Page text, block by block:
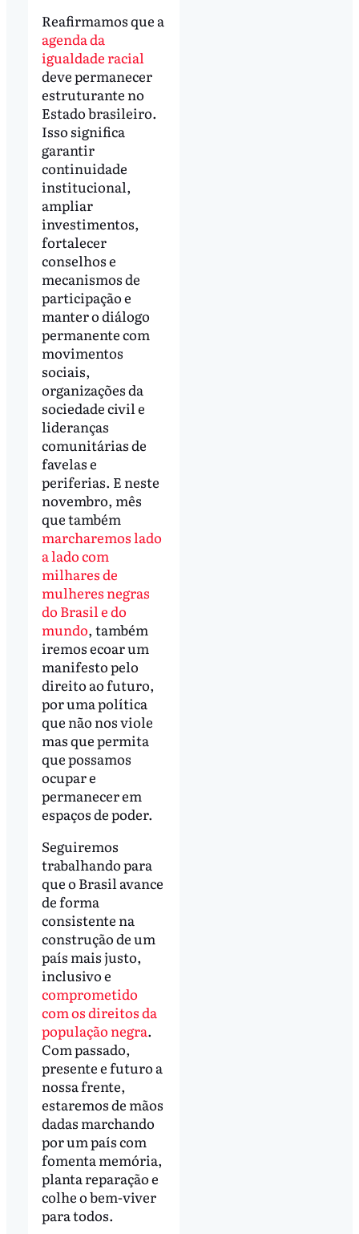
Reafirmamos que a
agenda da
igualdade racial
deve permanecer
estruturante no
Estado brasileiro.
Isso significa
garantir
continuidade
institucional,
ampliar
investimentos,
fortalecer
conselhos e
mecanismos de
participação e
manter o diálogo
permanente com
movimentos
sociais,
organizações da
sociedade civil e
lideranças
comunitárias de
favelas e
periferias. E neste
novembro, mês
que também
marcharemos lado
a lado com
milhares de
mulheres negras
do Brasil e do
mundo, também
iremos ecoar um
manifesto pelo
direito ao futuro,
por uma política
que não nos viole
mas que permita
que possamos
ocupar e
permanecer em
espaços de poder.
Seguiremos
trabalhando para
que o Brasil avance
de forma
consistente na
construção de um
país mais justo,
inclusivo e
comprometido
com os direitos da
população negra.
Com passado,
presente e futuro a
nossa frente,
estaremos de mãos
dadas marchando
por um país com
fomenta memória,
planta reparação e
colhe o bem-viver
para todos.